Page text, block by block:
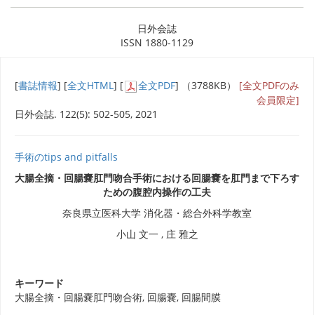
日外会誌
ISSN 1880-1129
[書誌情報] [全文HTML] [ 全文PDF] （3788KB） [全文PDFのみ
会員限定]
日外会誌. 122(5): 502-505, 2021
手術のtips and pitfalls
大腸全摘・回腸嚢肛門吻合手術における回腸嚢を肛門まで下ろす
ための腹腔内操作の工夫
奈良県立医科大学 消化器・総合外科学教室
小山 文一 , 庄 雅之
キーワード
大腸全摘・回腸嚢肛門吻合術, 回腸嚢, 回腸間膜